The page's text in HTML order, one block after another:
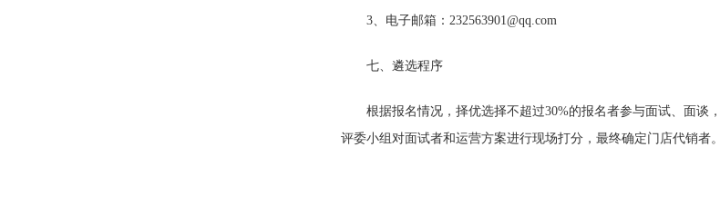
3、电子邮箱：232563901@qq.com
七、遴选程序
根据报名情况，择优选择不超过30%的报名者参与面试、面
评委小组对面试者和运营方案进行现场打分，最终确定门店代销者。